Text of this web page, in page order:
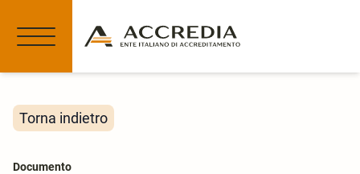
Torna indietro
Documento